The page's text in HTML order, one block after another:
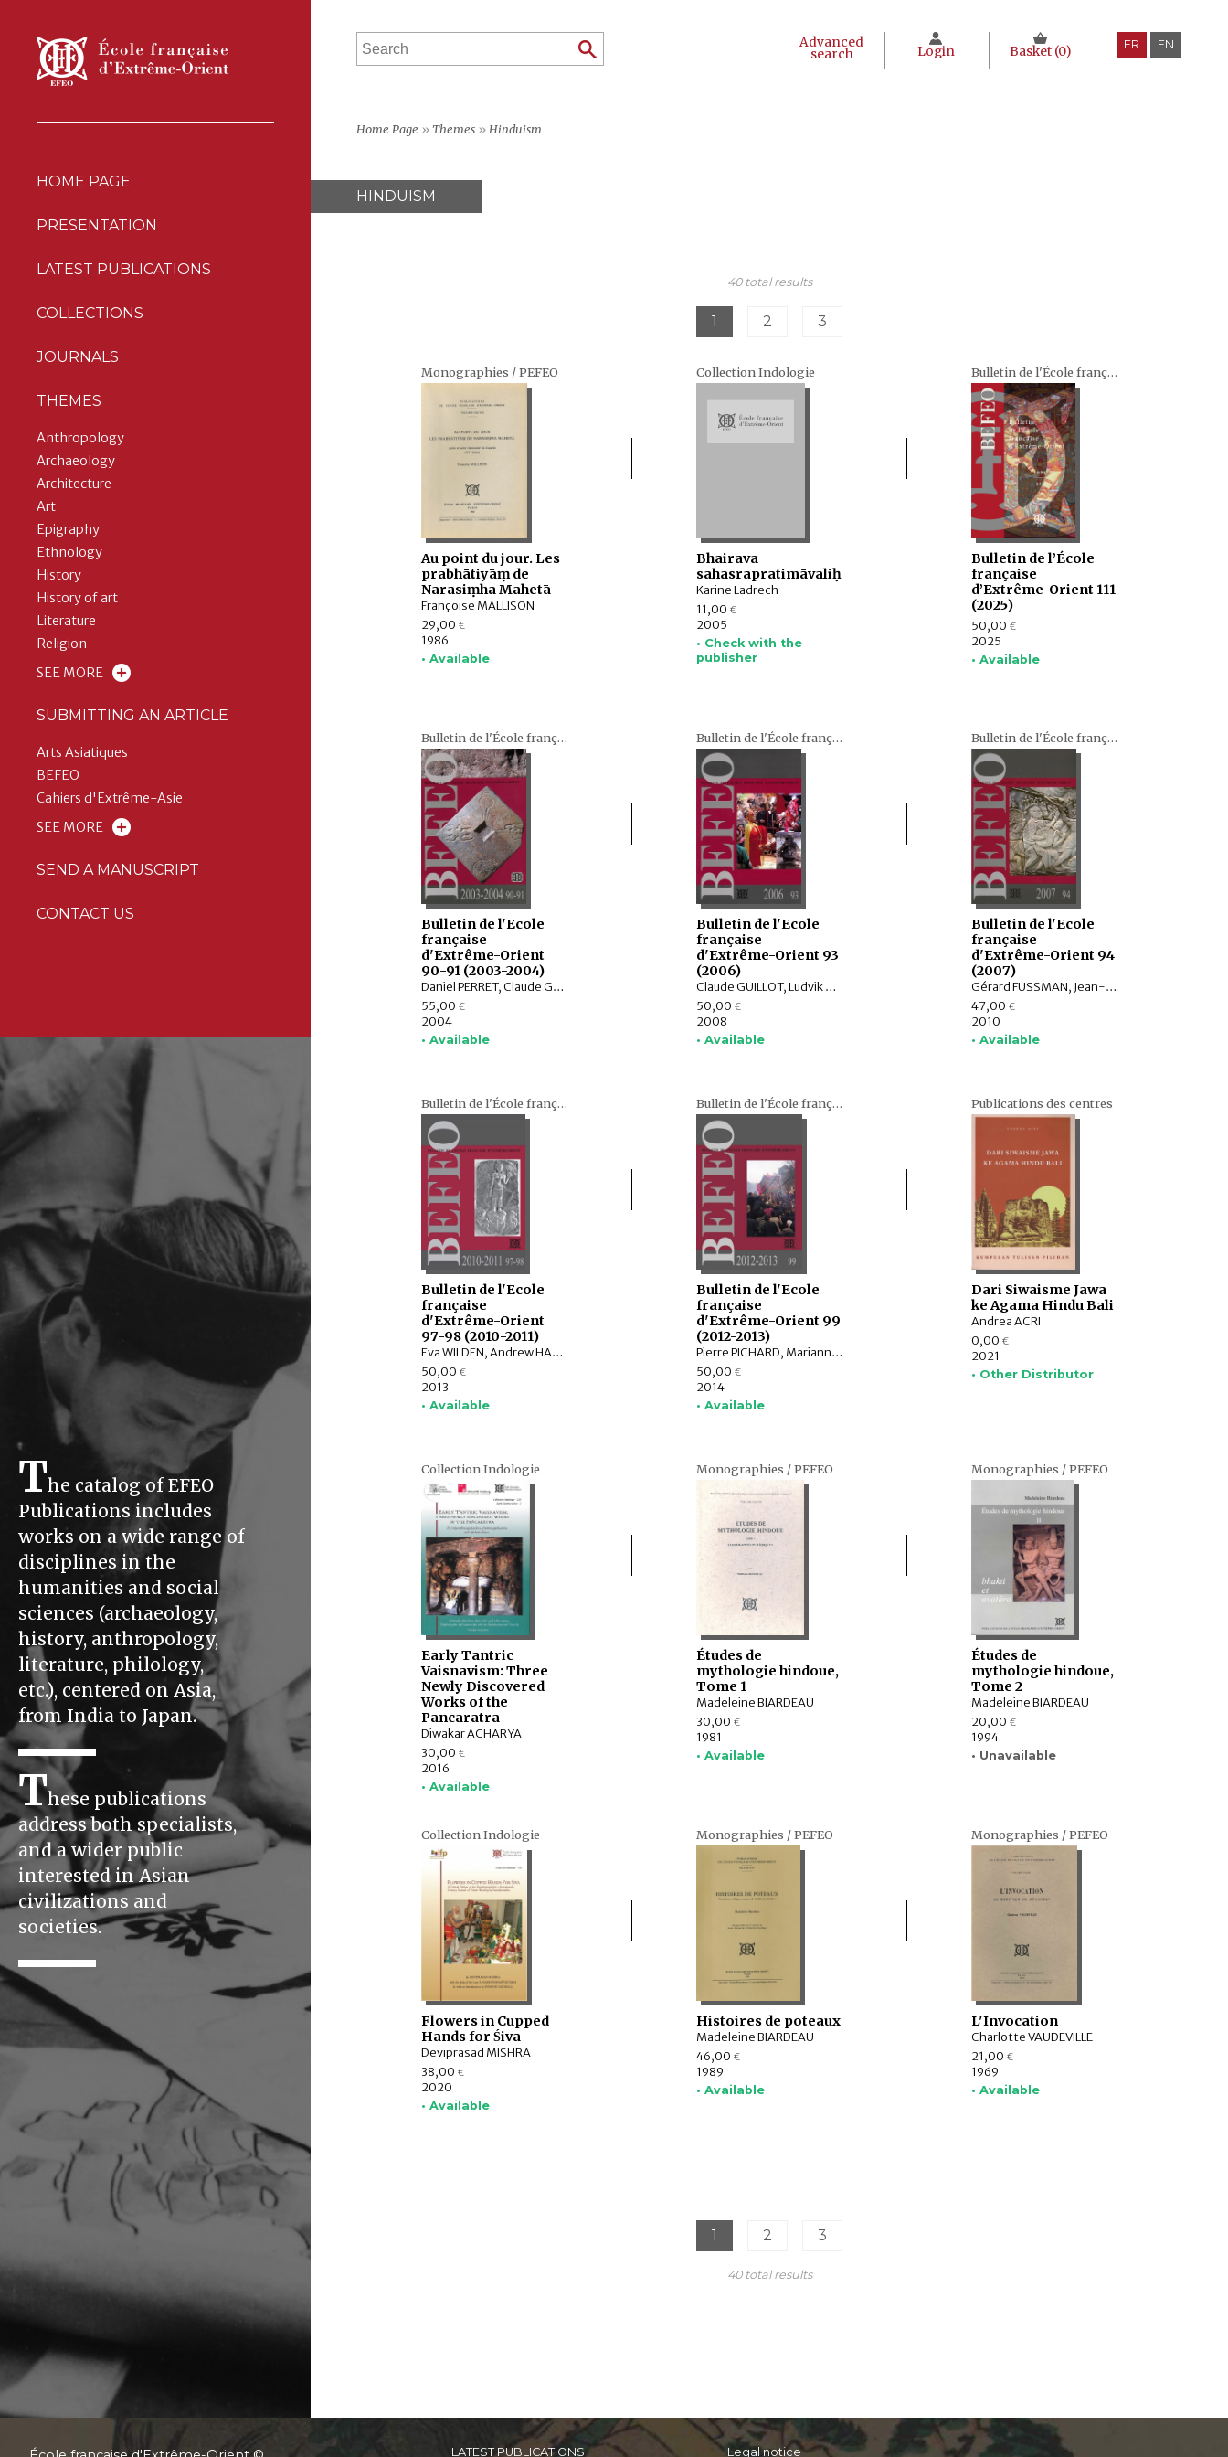
HOME PAGE
PRESENTATION
LATEST PUBLICATIONS
COLLECTIONS
JOURNALS
THEMES
Anthropology
Archaeology
Architecture
Art
Epigraphy
Ethnology
History
History of art
Literature
Religion
SEE MORE
SUBMITTING AN ARTICLE
Arts Asiatiques
BEFEO
Cahiers d'Extrême-Asie
SEE MORE
SEND A MANUSCRIPT
CONTACT US
The catalog of EFEO
Publications includes
works on a wide range of
disciplines in the
humanities and social
sciences (archaeology,
history, anthropology,
literature, philology,
etc.), centered on Asia,
from India to Japan.
These publications
address both specialists,
and a wider public
interested in Asian
civilizations and
societies.
Advanced
search Login Basket (0) FR EN
Home Page »Themes » Hinduism
HINDUISM
40 total results
1 2 3
Monographies / PEFEO
Au point du jour. Les
prabhātiyāṃ de
Narasiṃha Mahetā
Françoise MALLISON
29,00 €
1986
• Available
Collection Indologie
Bhairava
sahasrapratimāvaliḥ
Karine Ladrech
11,00 €
2005
• Check with the
publisher
Bulletin de l'École française d'Extrême-Orient (BEFEO)
Bulletin de l’École
française
d’Extrême-Orient 111
(2025)
50,00 €
2025
• Available
Bulletin de l'École française d'Extrême-Orient (BEFEO)
Bulletin de l'Ecole
française
d'Extrême-Orient
90-91 (2003-2004)
Daniel PERRET, Claude GUILLOT, Ludvik KALUS, Eva WILDEN, Philippe PAPIN, Claudine SALMON , Fabienne JAGOU, Charlotte SCHMID, François LACHAUD, Dominic GOODALL, Alexis SANDERSON, Pascal ROYERE, Michel LORRILLARD, Alain ARRAULT, Gerdi GERSCHHEIMER, Peter SKILLING, France BHATTACHARYA, Michael VICKERY, Machi SUHADI, Richadiana KARTAKUSUMA
55,00 €
2004
• Available
Bulletin de l'École française d'Extrême-Orient (BEFEO)
Bulletin de l'Ecole
française
d'Extrême-Orient 93
(2006)
Claude GUILLOT, Ludvik KALUS, Philippe LE FAILLER, Léon VANDERMEERSCH, Tsung-i JAO, Olivier de BERNON, Roger BILLARD, Valérie GILLET, François BIZOT, Charlotte SCHMID, Emmanuel FRANCIS-GONZE, Bérénice BELLINA, Praon Silapanth, Phaedra Bouvet, Thomas Oliver PRYCE, Laure Dussubieux, Raphaël ROUSSELEAU, Daniel NEGERS, Anna T. N. BENNETT, James W. LANKTON, Bernard GRATUZE, J. C. EADE
50,00 €
2008
• Available
Bulletin de l'École française d'Extrême-Orient (BEFEO)
Bulletin de l'Ecole
française
d'Extrême-Orient 94
(2007)
Gérard FUSSMAN, Jean-Luc CHEVILLARD, Christophe POTTIER, Pierre LACHAIER, Valérie GILLET, François LAGIRARDE, Charlotte SCHMID, Marianne BUJARD, Emmanuel FRANCIS-GONZE, Dominic GOODALL, Éric BOURDONNEAU, Pierre BÂTY, John R. FINLAY, Sem VERMEERSCH, Imre HAMAR
47,00 €
2010
• Available
Bulletin de l'École française d'Extrême-Orient (BEFEO)
Bulletin de l'Ecole
française
d'Extrême-Orient
97-98 (2010-2011)
Eva WILDEN, Andrew HARDY, Pierre PICHARD, Charlotte SCHMID, Paola CALANCA, Michel LORRILLARD, Éric BOURDONNEAU, Arlo GRIFFITHS, Dominique SOUTIF, Julia ESTEVE, BASKORO D. TJAHJONO, Véronique DEGROOT, Gilles DELOUCHE , Frédéric CONSTANT, Damian EVANS, Christine HAWIXBROCK, Hubert de MESTIER du BOURG
50,00 €
2013
• Available
Bulletin de l'École française d'Extrême-Orient (BEFEO)
Bulletin de l'Ecole
française
d'Extrême-Orient 99
(2012-2013)
Pierre PICHARD, Marianne BUJARD, Frédéric GIRARD, Vincent GOOSSAERT, Bob HUDSON, Hugo DAVID, AGUSTIJANTO INDRAJAYA, Véronique DEGROOT, Pamela GUTMAN, Michael FALSER, Hadi SIDOMULYO, Robert WESSING, Rostislav BEREZKIN, WANNASARN NOONSUK
50,00 €
2014
• Available
Publications des centres
Dari Siwaisme Jawa
ke Agama Hindu Bali
Andrea ACRI
0,00 €
2021
• Other Distributor
Collection Indologie
Early Tantric
Vaisnavism: Three
Newly Discovered
Works of the
Pancaratra
Diwakar ACHARYA
30,00 €
2016
• Available
Monographies / PEFEO
Études de
mythologie hindoue,
Tome 1
Madeleine BIARDEAU
30,00 €
1981
• Available
Monographies / PEFEO
Études de
mythologie hindoue,
Tome 2
Madeleine BIARDEAU
20,00 €
1994
• Unavailable
Collection Indologie
Flowers in Cupped
Hands for Śiva
Deviprasad MISHRA
38,00 €
2020
• Available
Monographies / PEFEO
Histoires de poteaux
Madeleine BIARDEAU
46,00 €
1989
• Available
Monographies / PEFEO
L'Invocation
Charlotte VAUDEVILLE
21,00 €
1969
• Available
1 2 3
40 total results
LATEST PUBLICATIONS Legal notice